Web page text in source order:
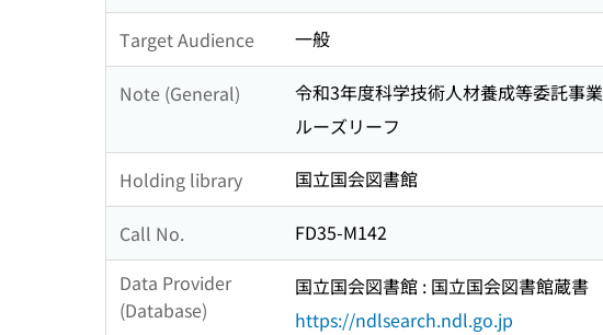
Target Audience 一般
Note (General)
令和3年度科学技術人材養成等委託事業
ルーズリーフ
Holding library 国立国会図書館
Call No.
FD35-M142
Data Provider
(Database)
国立国会図書館 : 国立国会図書館蔵書
https://ndlsearch.ndl.go.jp